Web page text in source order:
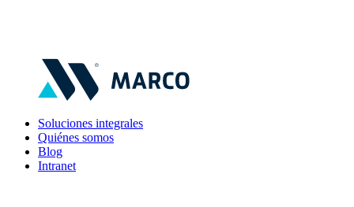
Soluciones integrales
Quiénes somos
Blog
Intranet